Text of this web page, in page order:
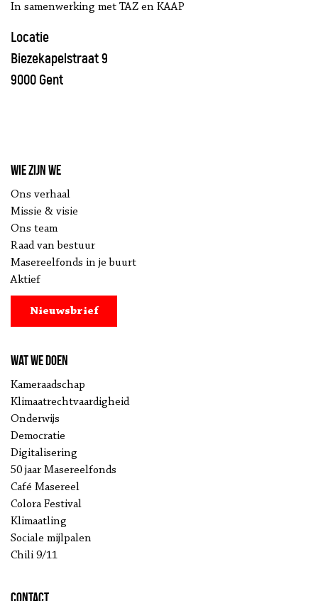
In samenwerking met TAZ en KAAP
Locatie
Biezekapelstraat 9
9000 Gent
Wie zijn we
Ons verhaal
Missie & visie
Ons team
Raad van bestuur
Masereelfonds in je buurt
Aktief
Nieuwsbrief
Wat we doen
Kameraadschap
Klimaatrechtvaardigheid
Onderwijs
Democratie
Digitalisering
50 jaar Masereelfonds
Café Masereel
Colora Festival
Klimaatling
Sociale mijlpalen
Chili 9/11
Contact